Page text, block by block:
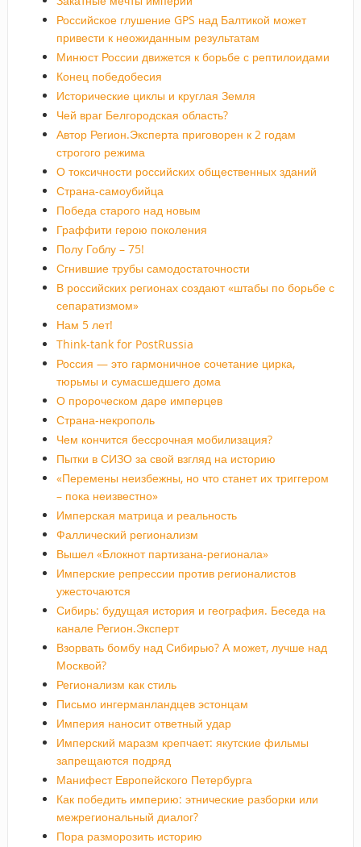
Российское глушение GPS над Балтикой может
привести к неожиданным результатам
Минюст России движется к борьбе с рептилоидами
Конец победобесия
Исторические циклы и круглая Земля
Чей враг Белгородская область?
Автор Регион.Эксперта приговорен к 2 годам
строгого режима
О токсичности российских общественных зданий
Страна-самоубийца
Победа старого над новым
Граффити герою поколения
Полу Гоблу – 75!
Сгнившие трубы самодостаточности
В российских регионах создают «штабы по борьбе с
сепаратизмом»
Нам 5 лет!
Think-tank for PostRussia
Россия — это гармоничное сочетание цирка,
тюрьмы и сумасшедшего дома
О пророческом даре имперцев
Страна-некрополь
Чем кончится бессрочная мобилизация?
Пытки в СИЗО за свой взгляд на историю
«Перемены неизбежны, но что станет их триггером
– пока неизвестно»
Имперская матрица и реальность
Фаллический регионализм
Вышел «Блокнот партизана-регионала»
Имперские репрессии против регионалистов
ужесточаются
Сибирь: будущая история и география. Беседа на
канале Регион.Эксперт
Взорвать бомбу над Сибирью? А может, лучше над
Москвой?
Регионализм как стиль
Письмо ингерманландцев эстонцам
Империя наносит ответный удар
Имперский маразм крепчает: якутские фильмы
запрещаются подряд
Манифест Европейского Петербурга
Как победить империю: этнические разборки или
межрегиональный диалог?
Пора разморозить историю